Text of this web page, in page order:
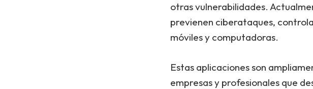
otras vulnerabilidades.
previenen ciberataques,
móviles y computadoras.
Estas aplicaciones son
empresas y profesionales que